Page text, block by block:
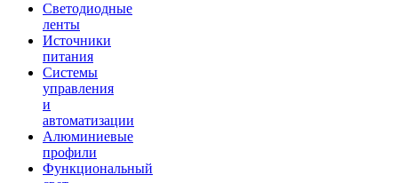
Светодиодные
ленты
Источники
питания
Системы
управления
и
автоматизации
Алюминиевые
профили
Функциональный